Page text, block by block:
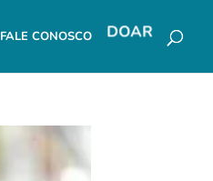
FALE CONOSCO DOAR